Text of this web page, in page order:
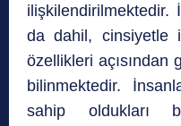
ilişkilendirilmektedir.
da dahil, cinsiyetle
özellikleri açısından
bilinmektedir.
sahip oldukları